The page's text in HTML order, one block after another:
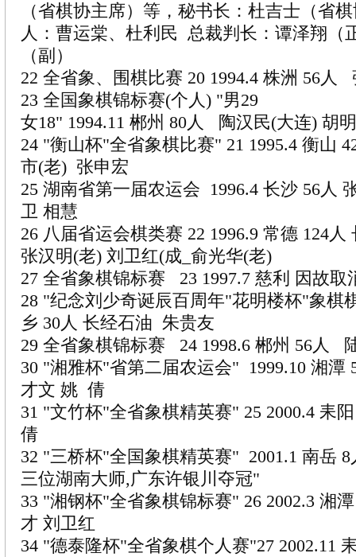
（省棋协主席）等，秘书长：杜吉士（省
人：曹运棠、杜利民 总裁判长：谭泽翔（
（副）
22 全省象、围棋比赛 20 1994.4 株洲 56人
23 全国象棋锦标赛(个人) "男29
女18" 1994.11 郴州 80人 陶汉民(大连) 胡
24 "衡山杯"全省象棋比赛" 21 1995.4 衡山
市(老) 张申宏
25 湖南省第一届农运会 1996.4 长沙 56人
卫 相慧
26 八届省运会棋类赛 22 1996.9 常德 124
张汉明(老) 刘卫红(成_俞光华(老)
27 全省象棋锦标赛 23 1997.7 慈利 因故
28 "纪念刘少奇诞辰百周年"花明楼杯"象棋
乡 30人 长经石油 朱贵友
29 全省象棋锦标赛 24 1998.6 郴州 56人
30 "湘雅杯"省第二届农运会" 1999.10 湘潭
才文 姚 倩
31 "文竹杯"全省象棋精英赛" 25 2000.4 耒
倩
32 "三桥杯"全国象棋精英赛" 2001.1 南岳
三位湖南大师,广东许银川夺冠"
33 "湘钢杯"全省象棋锦标赛" 26 2002.3 湘
才 刘卫红
34 "德泰隆杯"全省象棋个人赛"27 2002.11